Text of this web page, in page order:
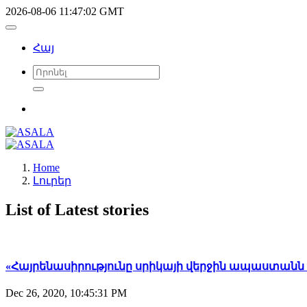
2026-08-06 11:47:02 GMT
Հայ
Home
Լուրեր
List of Latest stories
«Հայրենասիրությունը սրիկայի վերջին ապաստանն
Dec 26, 2020, 10:45:31 PM